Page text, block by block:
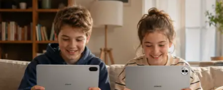
daha doğru değerlendirmek üzerine kurulmalıdır.”
Sigortacılığı sezonluk indirim odaklı yapıdan
uzaklaştırmak gerektiğini ifade edenÖlken,sözlerine
şöyle devam etti: “Toplam maliyetleri düşüren,
verimliliği artıran ve müşterilerimize daha erişilebilir
çözümler sunan bir sektör yapısına ihtiyacımız var. Bu